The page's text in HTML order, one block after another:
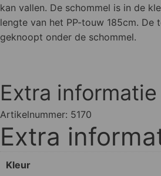
kan vallen. De schommel is in de
lengte van het PP-touw 185cm. De
geknoopt onder de schommel.
Extra informatie
Artikelnummer: 5170
Extra
Kleur